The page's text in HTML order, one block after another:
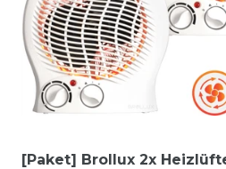
[Paket] Brollux 2x